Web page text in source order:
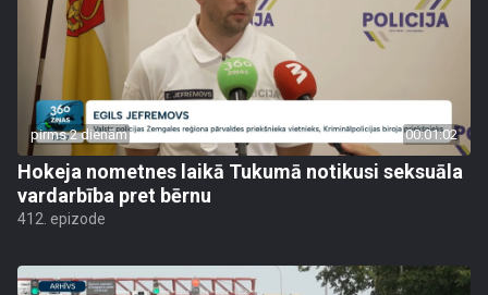
pirms 2 dienām 00:01:02
Hokeja nometnes laikā Tukumā notikusi seksuāla
vardarbība pret bērnu
412. epizode